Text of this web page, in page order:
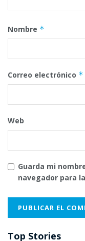
Nombre *
Correo electrónico *
Web
Guarda mi
navegador para
Top Stories